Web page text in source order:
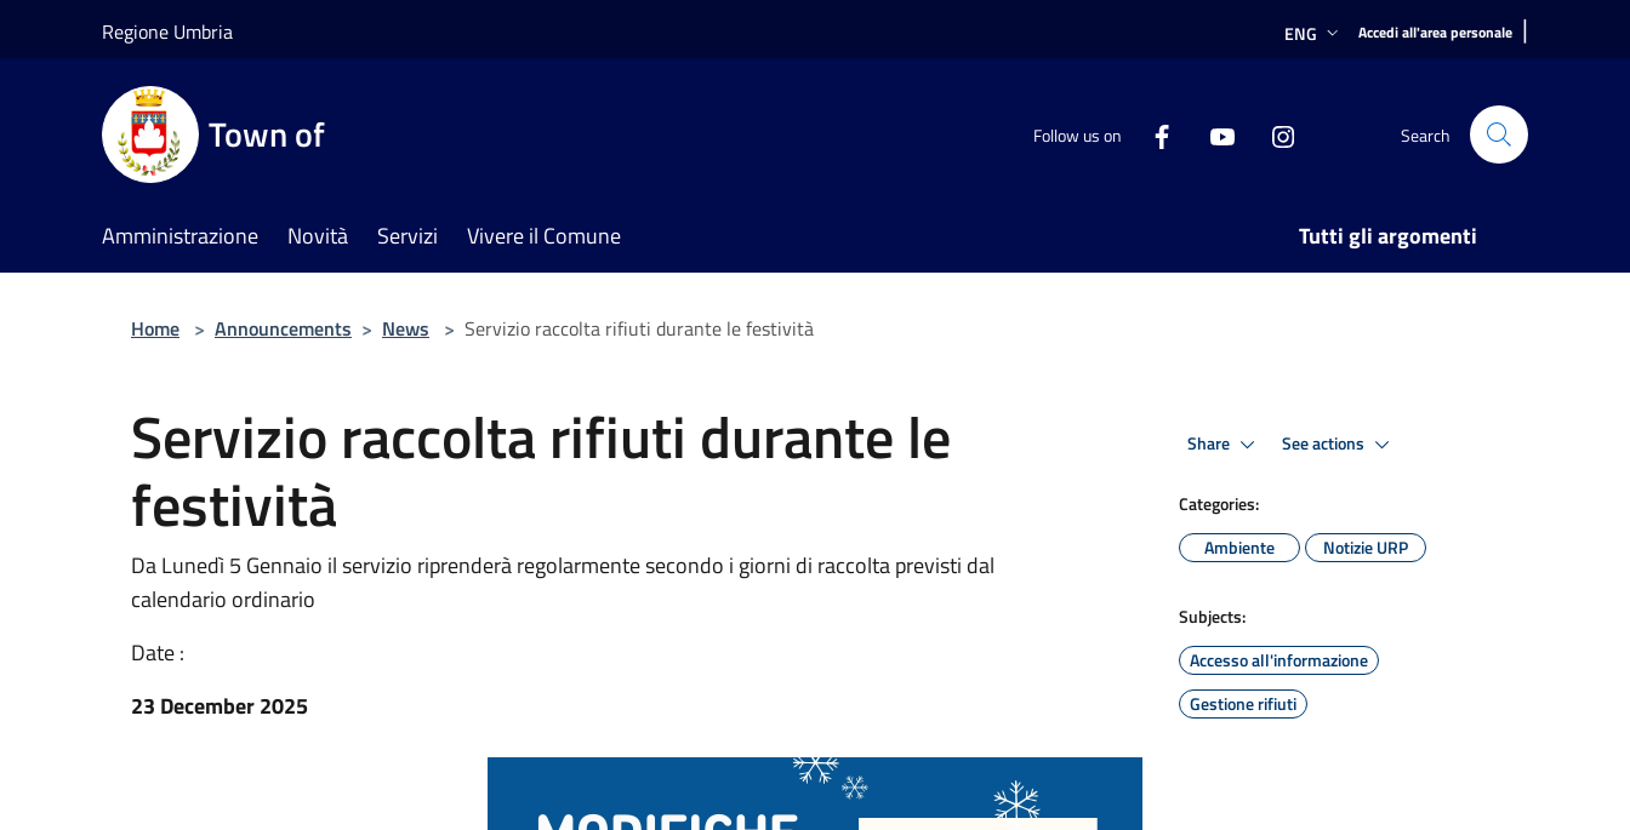
Regione Umbria ENG Accedi all'area personale |
Town of Follow us on Search
Amministrazione Novità Servizi Vivere il Comune Tutti gli argomenti
Home > Announcements > News > Servizio raccolta rifiuti durante le festività
Servizio raccolta rifiuti durante le
festività
Da Lunedì 5 Gennaio il servizio riprenderà regolarmente secondo i giorni di raccolta previsti dal
calendario ordinario
Date :
23 December 2025
Share See actions
Categories:
Ambiente
Notizie URP
Subjects:
Accesso all'informazione
Gestione rifiuti